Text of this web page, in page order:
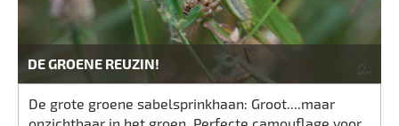
DE GROENE REUZIN!
De grote groene sabelsprinkhaan: Groot....maar